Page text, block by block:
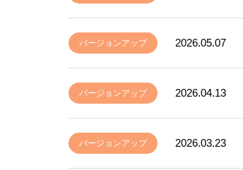
バージョンアップ 2026.05.07
バージョンアップ 2026.04.13
バージョンアップ 2026.03.23